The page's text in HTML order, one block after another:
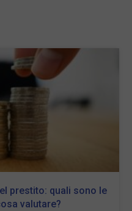
prestito: quali sono le
valutare?